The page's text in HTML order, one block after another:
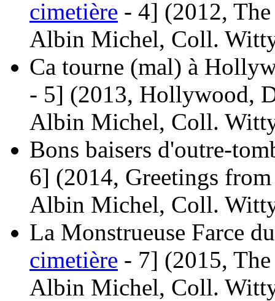
cimetière - 4] (2012,
Albin Michel, Coll.
Ca tourne (mal) à
- 5] (2013, Hollywood,
Albin Michel, Coll.
Bons baisers d'outre-
6] (2014, Greetings
Albin Michel, Coll.
La Monstrueuse Farce
cimetière - 7] (2015,
Albin Michel, Coll.